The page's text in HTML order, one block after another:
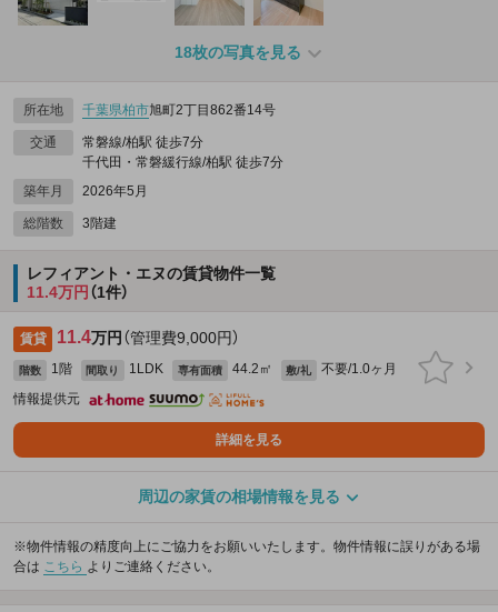
18枚の写真を見る
所在地 千葉県柏市旭町2丁目862番14号
交通
常磐線/柏駅 徒歩7分
千代田・常磐緩行線/柏駅 徒歩7分
築年月
2026年5月
総階数 3階建
レフィアント・エヌの賃貸物件一覧
11.4万円 （1件）
賃貸 11.4万円 （管理費9,000円）
階数 1階 間取り 1LDK 専有面積 44.2㎡ 敷/礼
不要/1.0ヶ月
情報提供元
詳細を見る
周辺の家賃の相場情報を見る
※物件情報の精度向上にご協力をお願いいたします。物件情報に誤りがある場
合は こちら よりご連絡ください。